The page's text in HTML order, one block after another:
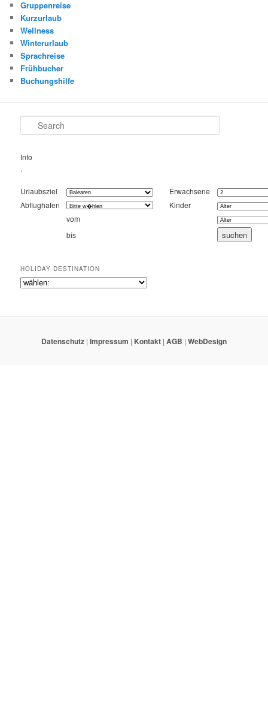
Gruppenreise
Kurzurlaub
Wellness
Winterurlaub
Sprachreise
Frühbucher
Buchungshilfe
Search
Info
.
Urlaubsziel
Erwachsene
Abflughafen
Kinder
vom
bis
HOLIDAY DESTINATION
Datenschutz | Impressum | Kontakt | AGB | WebDesign